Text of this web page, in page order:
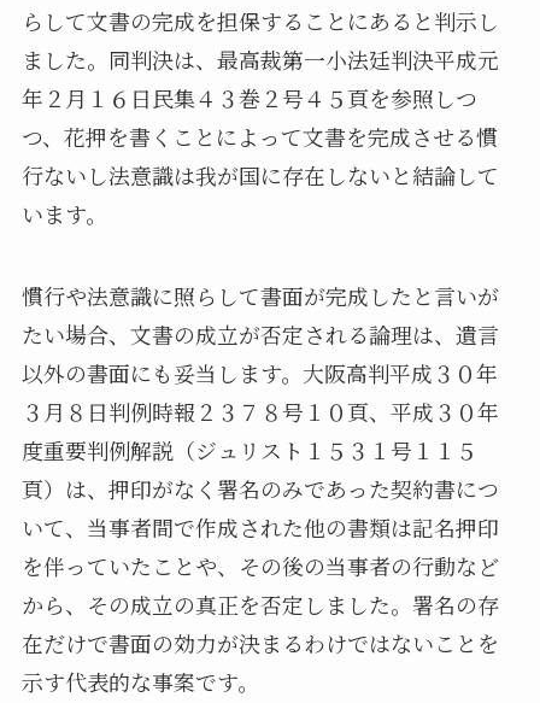
らして文書の完成を担保することにあると判示し
ました。同判決は、最高裁第一小法廷判決平成元
年２月１６日民集４３巻２号４５頁を参照しつ
つ、花押を書くことによって文書を完成させる慣
行ないし法意識は我が国に存在しないと結論して
います。
慣行や法意識に照らして書面が完成したと言いが
たい場合、文書の成立が否定される論理は、遺言
以外の書面にも妥当します。大阪高判平成３０年
３月８日判例時報２３７８号１０頁、平成３０年
度重要判例解説（ジュリスト１５３１号１１５
頁）は、押印がなく署名のみであった契約書につ
いて、当事者間で作成された他の書類は記名押印
を伴っていたことや、その後の当事者の行動など
から、その成立の真正を否定しました。署名の存
在だけで書面の効力が決まるわけではないことを
示す代表的な事案です。